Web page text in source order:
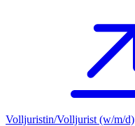
Volljuristin/Volljurist (w/m/d)